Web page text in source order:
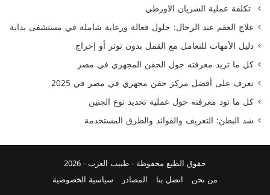
تكلفة عملية الشريان الاورطي
علاج العقم عند الرجال: حلول فعالة ورعاية شاملة في مستشفى بداية
دليل الأمهات للتعامل مع القمل بدون توتر أو إحراج
كل ما تريد معرفته حول الحقن المجهري في مصر
تعرف على أفضل مركز حقن مجهري في مصر في 2025
كل ما تود معرفته حول عملية تحديد نوع الجنين
شد البطن: التعريف والفوائد والطرق المستخدمة
حقوق الطبع محفوظة -طبيب العرب- 2026
من نحن
اتصل بنا المصادر سياسية الخصوصية